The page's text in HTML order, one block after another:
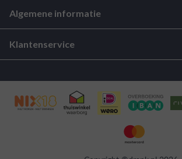
Algemene informatie
Klantenservice